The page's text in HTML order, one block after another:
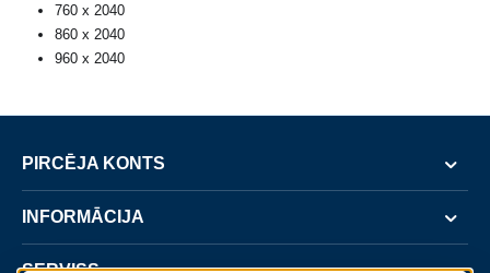
760 x 2040
860 x 2040
960 x 2040
PIRCĒJA KONTS
INFORMĀCIJA